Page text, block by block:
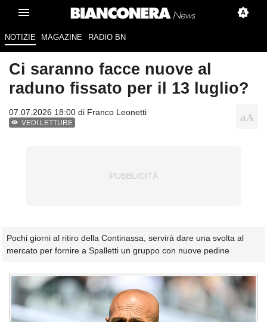
NOTIZIE MAGAZINE RADIO BN
Ci saranno facce nuove al
raduno fissato per il 13 luglio?
07.07.2026 18:00 di Franco Leonetti
VEDI LETTURE
Pochi giorni al ritiro della Continassa, servirà dare una svolta al
mercato per fornire a Spalletti un gruppo con nuove pedine